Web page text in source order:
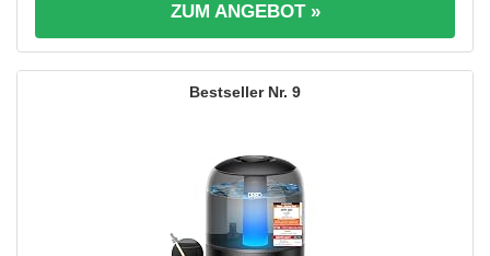
ZUM ANGEBOT »
9